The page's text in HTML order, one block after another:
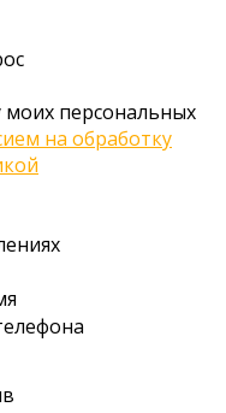
моих персональных
на обработку